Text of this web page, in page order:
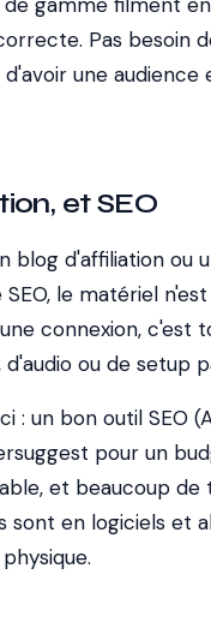
Pas besoin
une audience
et SEO
blog d'affiliation ou
le matériel n'est
connexion, c'est
d'audio ou de setup
: un bon outil SEO
pour un
et beaucoup de
sont en logiciels et